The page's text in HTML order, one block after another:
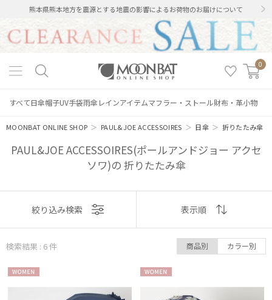
熊本県熊本地方を震源とする地震の影響によるお荷物のお届けについて
0
すべて日傘帽子UV手袋雨傘 レインアイテムマフラー・ストール財布・革小物
MOONBAT ONLINE SHOP ＞ PAUL&JOE ACCESSOIRES ＞ 日傘 ＞ 折りたたみ傘
PAUL&JOE ACCESSOIRES(ポールアンドジョー アクセ
ソワ)の 折りたたみ傘
表示
おすすめ
絞り込み検索 表示順
検索結果 : 6件 商品別 カラー別